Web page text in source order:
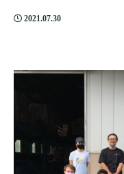
2021.07.30